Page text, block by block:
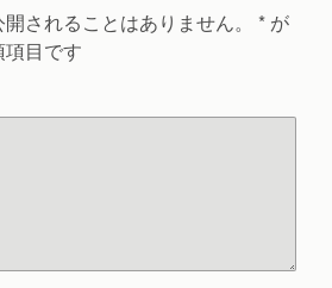
されることはありません。 * が
目です